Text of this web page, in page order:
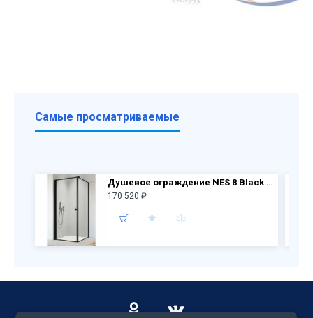
Самые просматриваемые
Душевое ограждение NES 8 Black KDJ I Frame дверь 10022090-54-56L + бок.перегородка 10039090-54-56
170 520 ₽